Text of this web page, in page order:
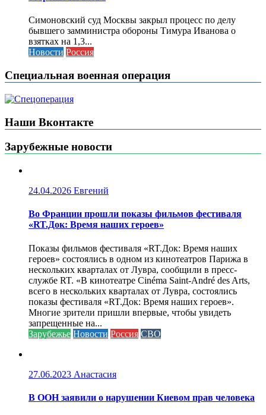
Симоновский суд Москвы закрыл процесс по делу
бывшего замминистра обороны Тимура Иванова о
взятках на 1,3...
Новости Россия
Специальная военная операция
Наши Вконтакте
Зарубежные новости
24.04.2026 Евгений
Во Франции прошли показы фильмов фестиваля
«RT.Док: Время наших героев»
Показы фильмов фестиваля «RT.Док: Время наших
героев» состоялись в одном из кинотеатров Парижа в
нескольких кварталах от Лувра, сообщили в пресс-
службе RT. «В кинотеатре Cinéma Saint-André des Arts,
всего в нескольких кварталах от Лувра, состоялись
показы фестиваля «RT.Док: Время наших героев».
Многие зрители пришли впервые, чтобы увидеть
запрещенные на...
Зарубежье Новости Россия СВО
27.06.2023 Анастасия
В ООН заявили о нарушении Киевом прав человека